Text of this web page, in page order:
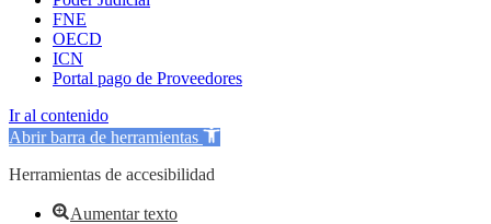
FNE
OECD
ICN
Portal pago de Proveedores
Ir al contenido
Abrir barra de herramientas
Herramientas de accesibilidad
Aumentar texto